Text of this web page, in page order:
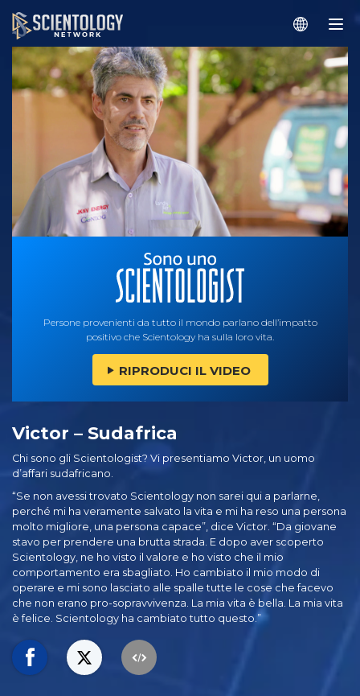
Persone provenienti da tutto il mondo parlano dell’impatto
positivo che Scientology ha sulla loro vita.
RIPRODUCI IL VIDEO
Victor – Sudafrica
Chi sono gli Scientologist? Vi presentiamo Victor, un uomo
d’affari sudafricano.
“Se non avessi trovato Scientology non sarei qui a parlarne,
perché mi ha veramente salvato la vita e mi ha reso una persona
molto migliore, una persona capace”, dice Victor. “Da giovane
stavo per prendere una brutta strada. E dopo aver scoperto
Scientology, ne ho visto il valore e ho visto che il mio
comportamento era sbagliato. Ho cambiato il mio modo di
operare e mi sono lasciato alle spalle tutte le cose che facevo
che non erano pro-sopravvivenza. La mia vita è bella. La mia vita
è felice. Scientology ha cambiato tutto questo.”